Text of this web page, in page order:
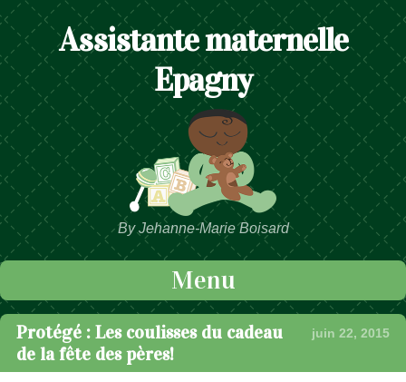
Assistante maternelle
Epagny
By Jehanne-Marie Boisard
Menu
Passer au contenu
Protégé : Les coulisses du cadeau
de la fête des pères!
juin 22, 2015